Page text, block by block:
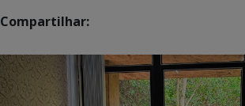
Compartilhar: